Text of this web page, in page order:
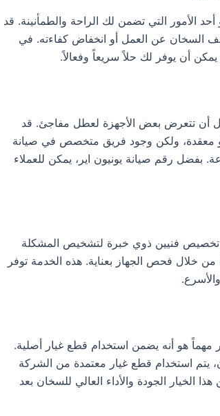
الأمور التي تضمن لك الراحة والطمأنينة. قد
السخان عن العمل أو انخفاض كفاءته. في
أن يوفر لك حلاً سريعاً وفعالاً.
أن تتعرض بعض الأجهزة لعطل مفاجئ. قد
معقدة، ولكن وجود فريق متخصص في صيانة
بفضل رقم صيانة يونيون اير، يمكن للعملاء
تخصيص فنيين ذوي خبرة لتشخيص المشكلة
خلال فحص الجهاز بعناية. هذه الخدمة توفر
مهماً هو أنه يضمن استخدام قطع غيار أصلية.
يتم استخدام قطع غيار معتمدة من الشركة
الخيار الجودة والأداء العالي للسخان بعد